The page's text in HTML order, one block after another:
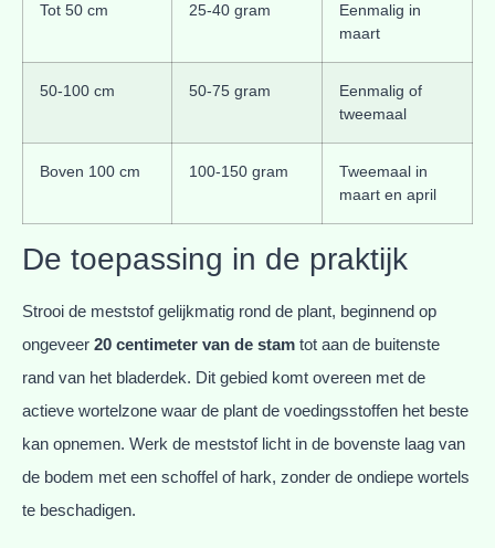
Tot 50 cm 25-40 gram
Eenmalig in
maart
50-100 cm 50-75 gram
Eenmalig of
tweemaal
Boven 100 cm 100-150 gram
Tweemaal in
maart en april
De toepassing in de praktijk
Strooi de meststof gelijkmatig rond de plant, beginnend op
ongeveer 20 centimeter van de stam tot aan de buitenste
rand van het bladerdek. Dit gebied komt overeen met de
actieve wortelzone waar de plant de voedingsstoffen het beste
kan opnemen. Werk de meststof licht in de bovenste laag van
de bodem met een schoffel of hark, zonder de ondiepe wortels
te beschadigen.